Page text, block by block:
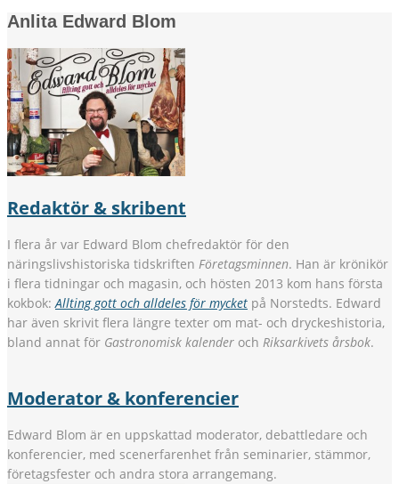
Anlita Edward Blom
Redaktör & skribent
I flera år var Edward Blom chefredaktör för den
näringslivshistoriska tidskriften Företagsminnen. Han är krönikör
i flera tidningar och magasin, och hösten 2013 kom hans första
kokbok:Allting gott och alldeles för mycket på Norstedts. Edward
har även skrivit flera längre texter om mat- och dryckeshistoria,
bland annat för Gastronomisk kalender och Riksarkivets årsbok.
Moderator & konferencier
Edward Blom är en uppskattad moderator, debattledare och
konferencier, med scenerfarenhet från seminarier, stämmor,
företagsfester och andra stora arrangemang.